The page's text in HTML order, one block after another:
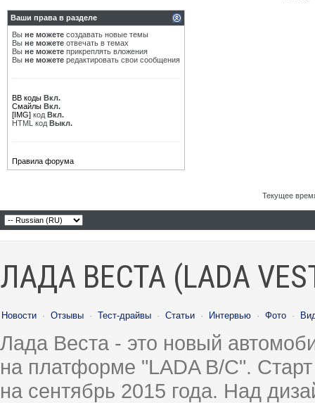
Ваши права в разделе
Вы не можете создавать новые темы
Вы не можете отвечать в темах
Вы не можете прикреплять вложения
Вы не можете редактировать свои сообщения
BB коды Вкл.
Смайлы Вкл.
[IMG] код Вкл.
HTML код Выкл.
Правила форума
Текущее
ЛАДА ВЕСТА (LADA
Новости · Отзывы · Тест-драйвы · Статьи · Интервью · Фото ·
Лада Веста - это новый
на платформе "LADA B/C".
на сентябрь 2015 года. Над